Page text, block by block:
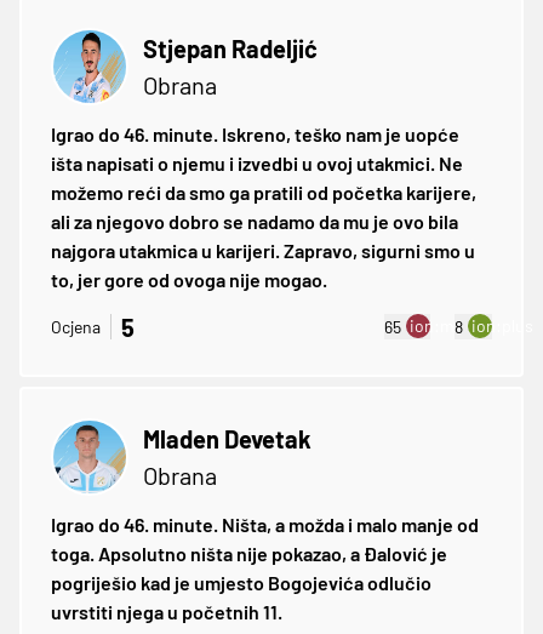
Stjepan Radeljić
Obrana
Igrao do 46. minute. Iskreno, teško nam je uopće
išta napisati o njemu i izvedbi u ovoj utakmici. Ne
možemo reći da smo ga pratili od početka karijere,
ali za njegovo dobro se nadamo da mu je ovo bila
najgora utakmica u karijeri. Zapravo, sigurni smo u
to, jer gore od ovoga nije mogao.
Ocjena 5 65 ion:minus
8 ion:plus
Mladen Devetak
Obrana
Igrao do 46. minute. Ništa, a možda i malo manje od
toga. Apsolutno ništa nije pokazao, a Đalović je
pogriješio kad je umjesto Bogojevića odlučio
uvrstiti njega u početnih 11.